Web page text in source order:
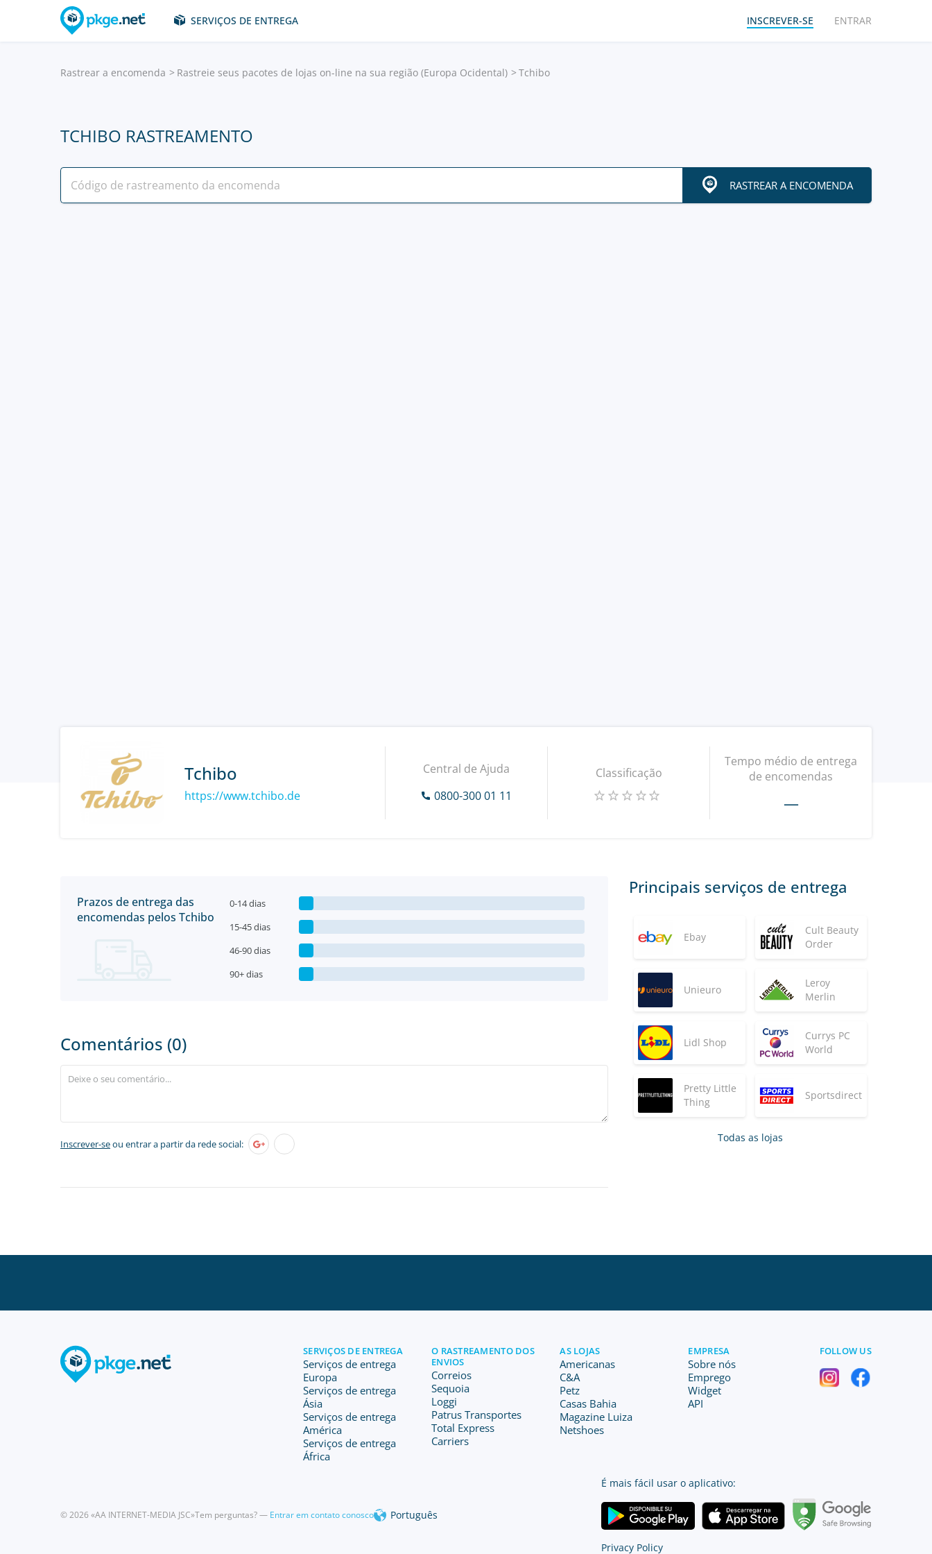
SERVIÇOS DE ENTREGA INSCREVER-SE ENTRAR
Rastrear a encomenda Rastreie seus pacotes de lojas on-line na sua região (Europa Ocidental) Tchibo
TCHIBO RASTREAMENTO
RASTREAR A ENCOMENDA
Tchibo
https://www.tchibo.de
Central de Ajuda
0800-300 01 11
Classificação
Tempo médio de entrega
de encomendas
—
Prazos de entrega das
encomendas pelos Tchibo
0-14 dias
15-45 dias
46-90 dias
90+ dias
Comentários (0)
Inscrever-seou entrar a partir da rede social:
Principais serviços de entrega
Ebay
Cult Beauty
Order
Unieuro
Leroy
Merlin
Lidl Shop
Currys PC
World
Pretty Little
Thing
Sportsdirect
Todas as lojas
SERVIÇOS DE ENTREGA
Serviços de entrega
Europa
Serviços de entrega
Ásia
Serviços de entrega
América
Serviços de entrega
África
O RASTREAMENTO DOS
ENVIOS
Correios
Sequoia
Loggi
Patrus Transportes
Total Express
Carriers
AS LOJAS
Americanas
C&A
Petz
Casas Bahia
Magazine Luiza
Netshoes
EMPRESA
Sobre nós
Emprego
Widget
API
FOLLOW US
© 2026 «AA INTERNET-MEDIA JSC»Tem perguntas? — Entrar em contato conosco Português
É mais fácil usar o aplicativo:
Privacy Policy